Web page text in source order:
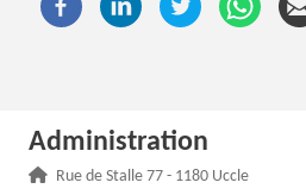
Administration
Adresse :
Rue de Stalle 77 - 1180 Uccle